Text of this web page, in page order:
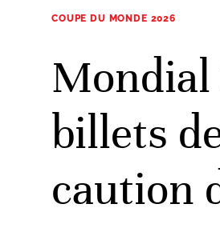
COUPE DU MONDE 2026
Mondial
billets
caution